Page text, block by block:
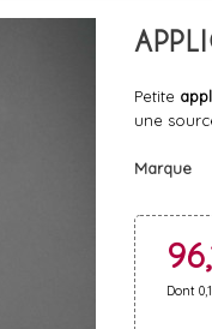
Petite
une
Marque
Dont